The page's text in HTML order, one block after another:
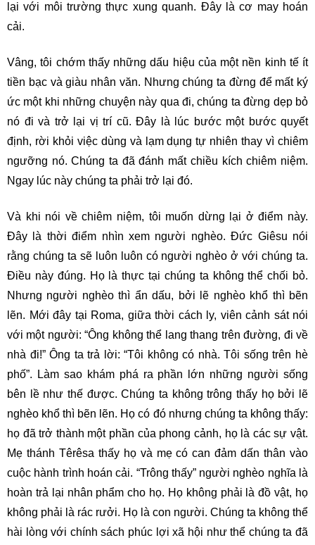
lại với môi trường thực xung quanh. Đây là cơ may hoán
cải.
Vâng, tôi chớm thấy những dấu hiệu của một nền kinh tế ít
tiền bạc và giàu nhân văn. Nhưng chúng ta đừng để mất ký
ức một khi những chuyện này qua đi, chúng ta đừng dẹp bỏ
nó đi và trở lại vị trí cũ. Đây là lúc bước một bước quyết
định, rời khỏi việc dùng và lạm dụng tự nhiên thay vì chiêm
ngưỡng nó. Chúng ta đã đánh mất chiều kích chiêm niệm.
Ngay lúc này chúng ta phải trở lại đó.
Và khi nói về chiêm niệm, tôi muốn dừng lại ở điểm này.
Đây là thời điểm nhìn xem người nghèo. Đức Giêsu nói
rằng chúng ta sẽ luôn luôn có người nghèo ở với chúng ta.
Điều này đúng. Họ là thực tại chúng ta không thể chối bỏ.
Nhưng người nghèo thì ẩn dấu, bởi lẽ nghèo khổ thì bẽn
lẽn. Mới đây tại Roma, giữa thời cách ly, viên cảnh sát nói
với một người: “Ông không thể lang thang trên đường, đi về
nhà đi!” Ông ta trả lời: “Tôi không có nhà. Tôi sống trên hè
phố”. Làm sao khám phá ra phần lớn những người sống
bên lề như thế được. Chúng ta không trông thấy họ bởi lẽ
nghèo khổ thì bẽn lẽn. Họ có đó nhưng chúng ta không thấy:
họ đã trở thành một phần của phong cảnh, họ là các sự vật.
Mẹ thánh Têrêsa thấy họ và mẹ có can đảm dấn thân vào
cuộc hành trình hoán cải. “Trông thấy” người nghèo nghĩa là
hoàn trả lại nhân phẩm cho họ. Họ không phải là đồ vật, họ
không phải là rác rưởi. Họ là con người. Chúng ta không thể
hài lòng với chính sách phúc lợi xã hội như thể chúng ta đã